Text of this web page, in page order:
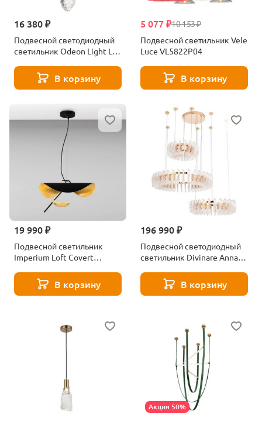
16 380 ₽
Подвесной светодиодный
светильник Odeon Light Lia
В корзину
10 153 ₽
5 077 ₽
Подвесной светильник Vele
Luce VL5822P04
В корзину
19 990 ₽
Подвесной светильник
Imperium Loft Covert
В корзину
196 990 ₽
Подвесной светодиодный
светильник Divinare Anna
В корзину
Акция 50%